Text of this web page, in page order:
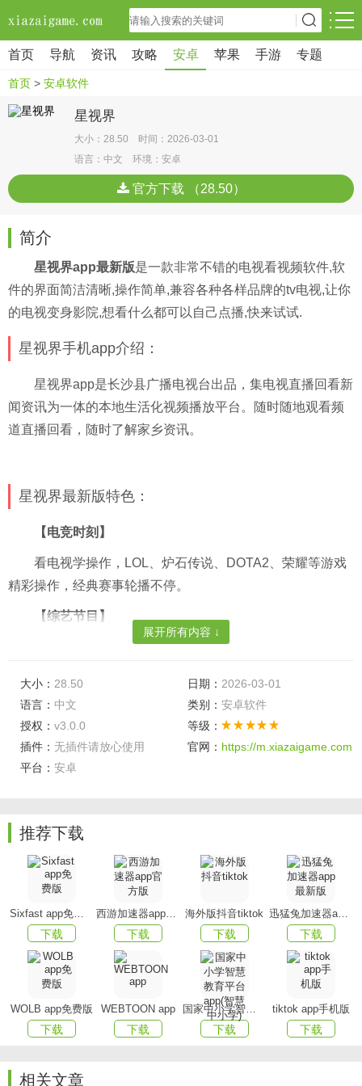
首页 导航 资讯 攻略 安卓 苹果 手游 专题
首页 > 安卓软件
星视界
大小：28.50 时间：2026-03-01
语言：中文 环境：安卓
官方下载 （28.50）
简介
星视界app最新版是一款非常不错的电视看视频软件,软
件的界面简洁清晰,操作简单,兼容各种各样品牌的tv电视,让你
的电视变身影院,想看什么都可以自己点播,快来试试.
星视界手机app介绍：
星视界app是长沙县广播电视台出品，集电视直播回看新
闻资讯为一体的本地生活化视频播放平台。随时随地观看频
道直播回看，随时了解家乡资讯。
星视界最新版特色：
【电竞时刻】
看电视学操作，LOL、炉石传说、DOTA2、荣耀等游戏
精彩操作，经典赛事轮播不停。
【综艺节目】
各大频道热门综艺不再错过，看爱豆，享爆笑，更多音
【电视直播】
央视、卫视、地方台以及更多特色频道同步高清直播，
随时随地同步看。节目预约准时提醒，电视回看带你回溯，
精彩绝不错过。
经典院线电影轮播，错过上映时间的精彩电影一部部帮
你补回来。收看轮播，无需纠结选片，部部经典，有你好
【体育赛事】
锁定cctv5收看热门赛事及热点资讯。更有劲爆体育、风
云足球等各种体育频道，奥运会、NBA、CBA、中超、英
超、欧冠、亚冠、女排等全球各大赛事高清全享。
【追电热剧】
所有电视直播的精彩剧情都可第一时间收看。《亲爱的》
展开所有内容 ↓
大小： 28.50 日期： 2026-03-01
语言： 中文 类别： 安卓软件
授权： v3.0.0
等级：
插件： 无插件请放心使用 官网： https://m.xiazaigame.com
平台： 安卓
推荐下载
Sixfast app免费版
下载
西游加速器app官方版
下载
海外版抖音tiktok
下载
迅猛兔加速器app最新版
下载
WOLB app免费版
下载
WEBTOON app
下载
国家中小学智慧教育平台app(智慧中小学)
下载
tiktok app手机版
下载
相关文章